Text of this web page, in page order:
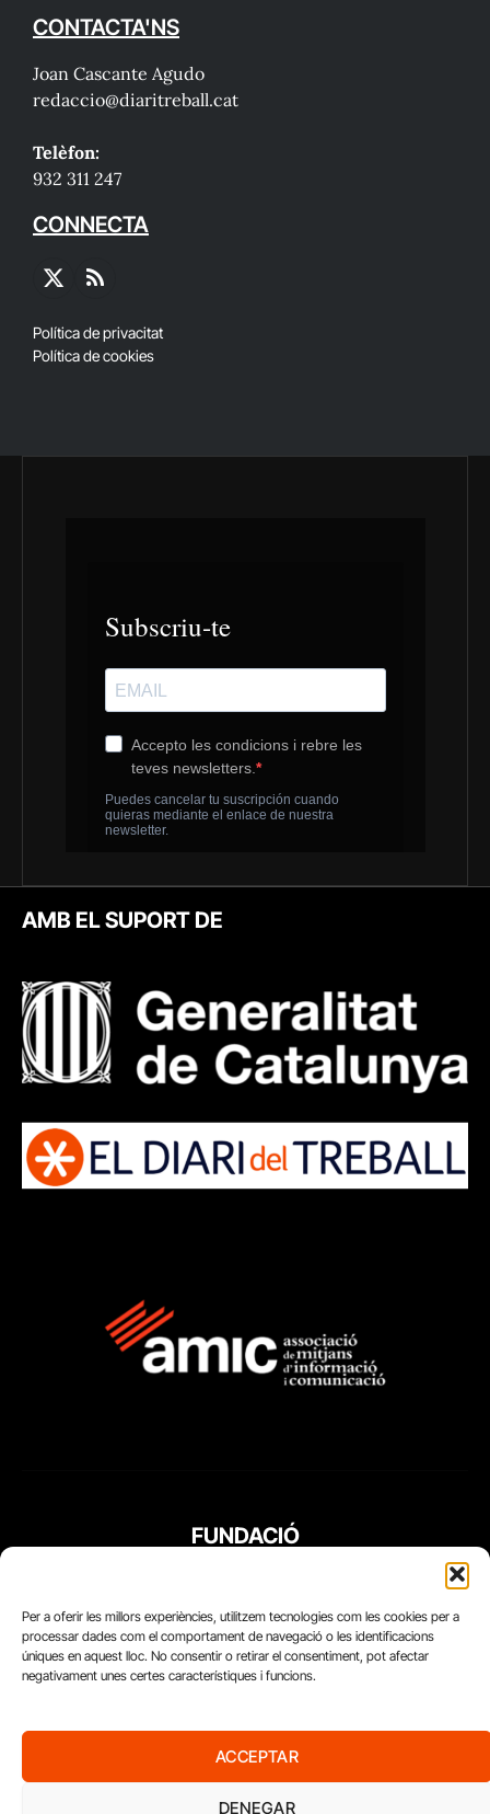
Per a oferir les millors experiències, utilitzem tecnologies com les cookies per a
processar dades com el comportament de navegació o les identificacions
úniques en aquest lloc. No consentir o retirar el consentiment, pot afectar
negativament unes certes característiques i funcions.
ACCEPTAR
DENEGAR
CONTACTA'NS
Joan Cascante Agudo
redaccio@diaritreball.cat
Telèfon:
932 311 247
CONNECTA
X
RSS
Política de privacitat
Política de cookies
AMB EL SUPORT DE
FUNDACIÓ